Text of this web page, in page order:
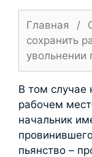
Главная /
сохранить
увольнении
В том случае
рабочем
начальник
пьянство –